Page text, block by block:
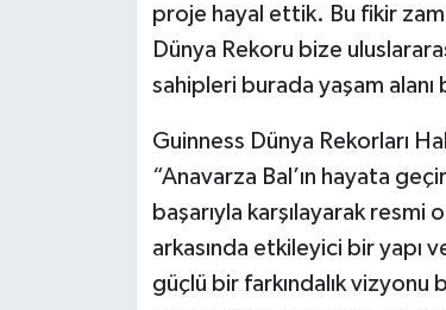
proje hayal ettik. Bu fikir
Dünya Rekoru bize
sahipleri burada yaşam
Guinness Dünya Rekorları
“Anavarza Bal’ın hayata
başarıyla karşılayarak resmi
arkasında etkileyici bir yapı
güçlü bir farkındalık